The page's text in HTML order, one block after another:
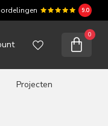
9.0
0
Projecten